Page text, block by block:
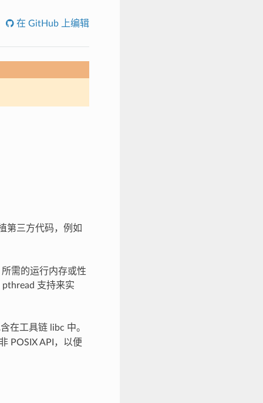
在 GitHub 上编辑
第三方代码，例如
需的运行内存或性
pthread 支持来实
在工具链 libc 中。
POSIX API，以便